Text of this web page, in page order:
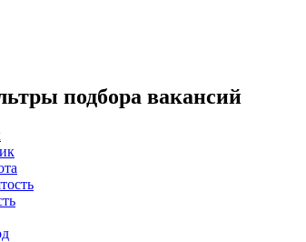
подбора вакансий